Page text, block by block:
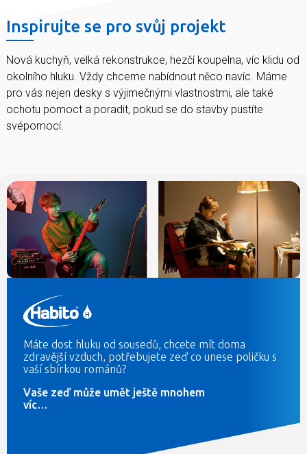
Inspirujte se pro svůj projekt
Nová kuchyň, velká rekonstrukce, hezčí koupelna, víc klidu od
okolního hluku. Vždy chceme nabídnout něco navíc. Máme
pro vás nejen desky s výjimečnými vlastnostmi, ale také
ochotu pomoct a poradit, pokud se do stavby pustíte
svépomocí.
Máte dost hluku od sousedů, chcete mít doma
zdravější vzduch, potřebujete zeď co unese poličku s
vaší sbírkou románů?
Vaše zeď může umět ještě mnohem
víc…